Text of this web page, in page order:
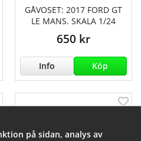
GÅVOSET: 2017 FORD GT
LE MANS. SKALA 1/24
650 kr
Info Köp
på sidan, analys av